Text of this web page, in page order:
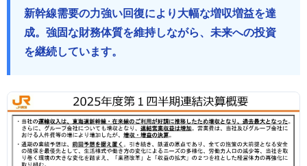
新幹線需要の力強い回復により大幅な増収増益を達
成。強固な財務体質を維持しながら、未来への投資
を継続しています。